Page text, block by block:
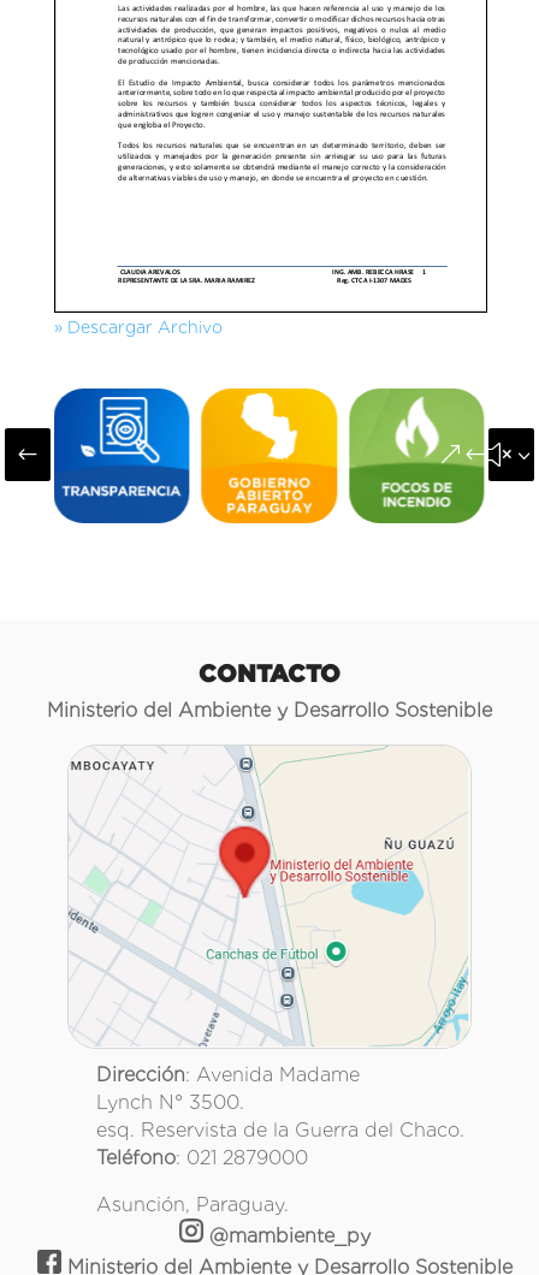
» Descargar Archivo
#
CONTACTO
Ministerio del Ambiente y Desarrollo Sostenible
Dirección: Avenida Madame
Lynch N° 3500.
esq. Reservista de la Guerra del Chaco.
Teléfono: 021 2879000
Asunción, Paraguay.
@mambiente_py
Ministerio del Ambiente y Desarrollo Sostenible